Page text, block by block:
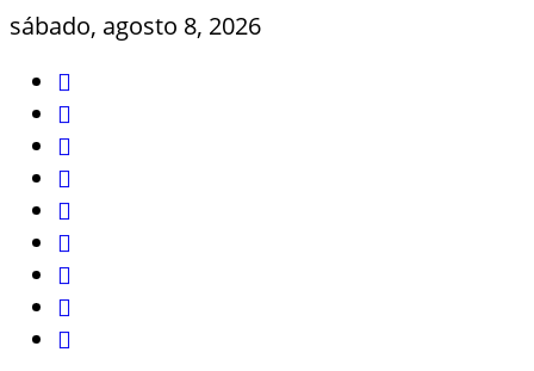
Saltar
contenido
sábado, agosto 8, 2026